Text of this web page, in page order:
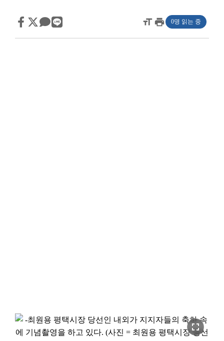
format_sizeprint 0명 읽는 중
fullscreen